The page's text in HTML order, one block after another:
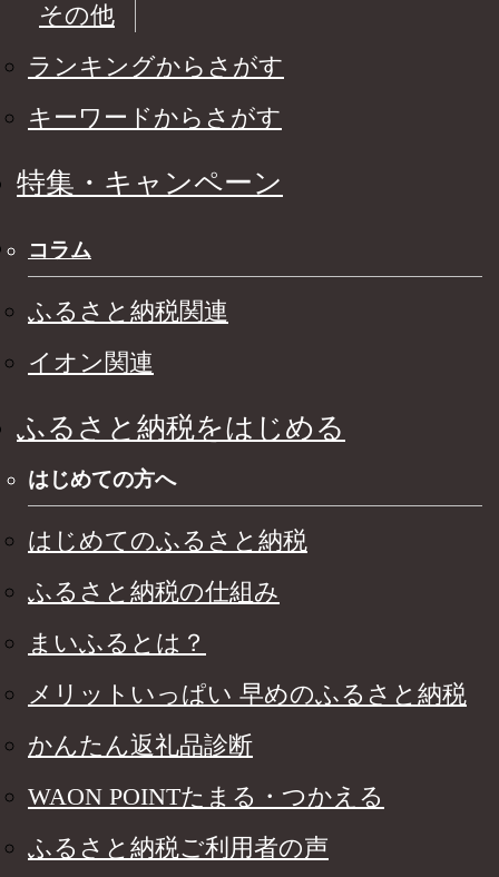
その他
ランキングからさがす
キーワードからさがす
特集・キャンペーン
コラム
ふるさと納税関連
イオン関連
ふるさと納税をはじめる
はじめての方へ
はじめてのふるさと納税
ふるさと納税の仕組み
まいふるとは？
メリットいっぱい 早めのふるさと納税
かんたん返礼品診断
WAON POINTたまる・つかえる
ふるさと納税ご利用者の声